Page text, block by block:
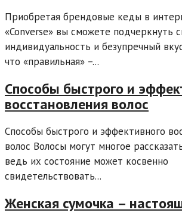
Приобретая брендовые кеды в
«Converse» вы сможете подчеркнуть
индивидуальность и безупречный
что «правильная» –...
Способы быстрого и
восстановления волос
Способы быстрого и эффективного
волос Волосы могут многое
ведь их состояние может косвенно
свидетельствовать...
Женская сумочка –